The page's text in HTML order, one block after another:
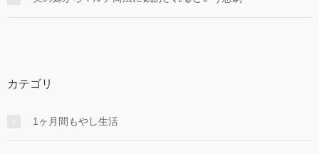
カテゴリ
1ヶ月間もやし生活